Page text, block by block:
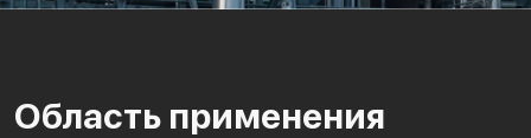
Область применения